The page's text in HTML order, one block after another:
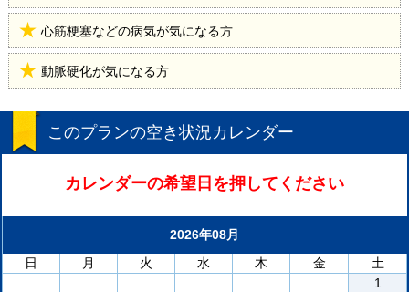
心筋梗塞などの病気が気になる方
動脈硬化が気になる方
このプランの空き状況カレンダー
カレンダーの希望日を押してください
2026年08月
日
月 火 水 木 金
土
1